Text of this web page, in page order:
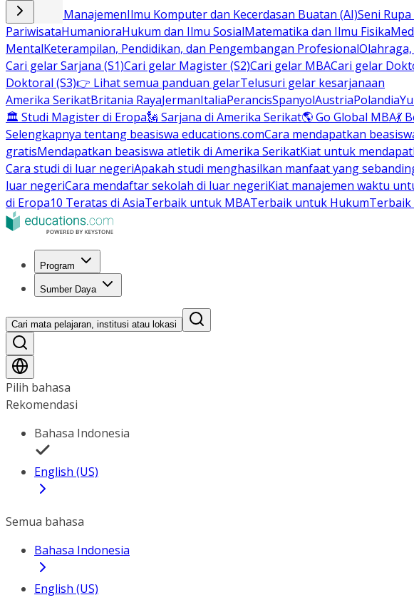
Bisnis dan ManajemenIlmu Komputer dan Kecerdasan Buatan (AI)Seni
PariwisataHumanioraHukum dan Ilmu SosialMatematika dan Ilmu Fisika
MentalKeterampilan, Pendidikan, dan Pengembangan Profesional
Cari gelar Sarjana (S1)Cari gelar Magister (S2)Cari gelar MBACari gelar
Doktoral (S3)👉 Lihat semua panduan gelarTelusuri gelar kesarjanaan
Amerika SerikatBritania RayaJermanItaliaPerancisSpanyolAustriaPolandia
🏛 Studi Magister di Eropa🗽 Sarjana di Amerika Serikat🌎 Go Global MBA💃
Selengkapnya tentang beasiswa educations.comCara mendapatkan
gratisMendapatkan beasiswa atletik di Amerika SerikatKiat untuk
Cara studi di luar negeriApakah studi menghasilkan manfaat yang
luar negeriCara mendaftar sekolah di luar negeriKiat manajemen waktu
di Eropa10 Teratas di AsiaTerbaik untuk MBATerbaik untuk HukumTerbaik
Program
Sumber Daya
Cari mata pelajaran, institusi atau lokasi
Pilih bahasa
Rekomendasi
Bahasa Indonesia
English (US)
Semua bahasa
Bahasa Indonesia
English (US)